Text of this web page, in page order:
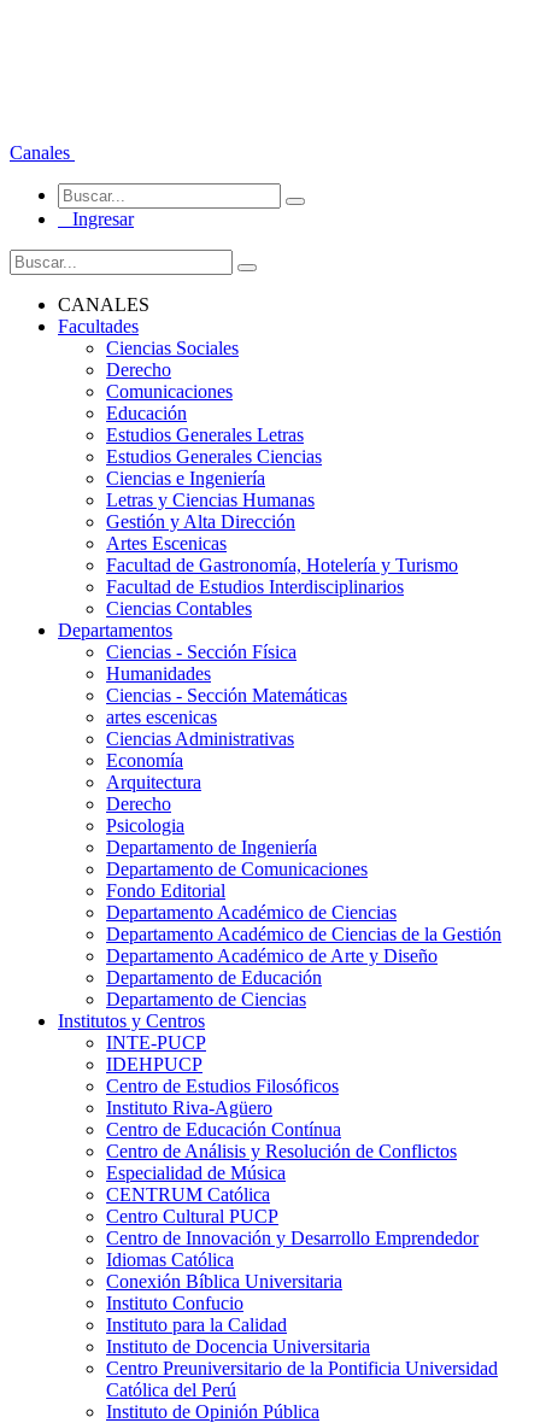
Canales
Ingresar
CANALES
Facultades
Ciencias Sociales
Derecho
Comunicaciones
Educación
Estudios Generales Letras
Estudios Generales Ciencias
Ciencias e Ingeniería
Letras y Ciencias Humanas
Gestión y Alta Dirección
Artes Escenicas
Facultad de Gastronomía, Hotelería y Turismo
Facultad de Estudios Interdisciplinarios
Ciencias Contables
Departamentos
Ciencias - Sección Física
Humanidades
Ciencias - Sección Matemáticas
artes escenicas
Ciencias Administrativas
Economía
Arquitectura
Derecho
Psicologia
Departamento de Ingeniería
Departamento de Comunicaciones
Fondo Editorial
Departamento Académico de Ciencias
Departamento Académico de Ciencias de la Gestión
Departamento Académico de Arte y Diseño
Departamento de Educación
Departamento de Ciencias
Institutos y Centros
INTE-PUCP
IDEHPUCP
Centro de Estudios Filosóficos
Instituto Riva-Agüero
Centro de Educación Contínua
Centro de Análisis y Resolución de Conflictos
Especialidad de Música
CENTRUM Católica
Centro Cultural PUCP
Centro de Innovación y Desarrollo Emprendedor
Idiomas Católica
Conexión Bíblica Universitaria
Instituto Confucio
Instituto para la Calidad
Instituto de Docencia Universitaria
Centro Preuniversitario de la Pontificia Universidad
Católica del Perú
Instituto de Opinión Pública